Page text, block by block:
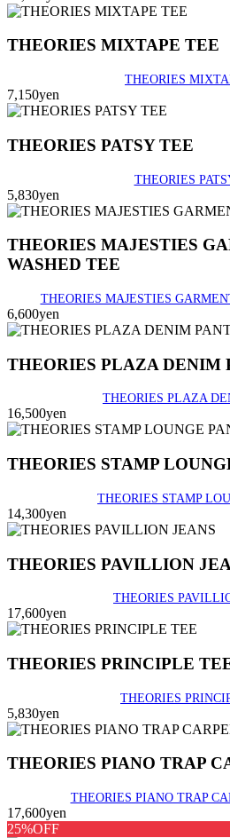
THEORIES MIXTAPE TEE
THEORIES
7,150yen
THEORIES PATSY TEE
THEORIES
5,830yen
THEORIES MAJESTIES
WASHED TEE
THEORIES MAJESTIES
6,600yen
THEORIES PLAZA DENIM
THEORIES PLAZA
16,500yen
THEORIES STAMP
THEORIES STAMP
14,300yen
THEORIES PAVILLION
THEORIES
17,600yen
THEORIES PRINCIPLE
THEORIES
5,830yen
THEORIES PIANO TRAP
THEORIES PIANO TRAP
17,600yen
25%OFF